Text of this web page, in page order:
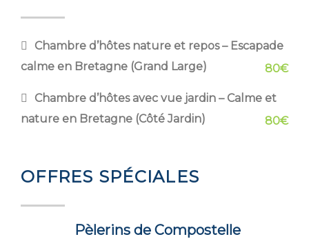
Chambre d’hôtes nature et repos – Escapade
calme en Bretagne (Grand Large)
80€
Chambre d’hôtes avec vue jardin – Calme et
nature en Bretagne (Côté Jardin)
80€
OFFRES SPÉCIALES
Pèlerins de Compostelle